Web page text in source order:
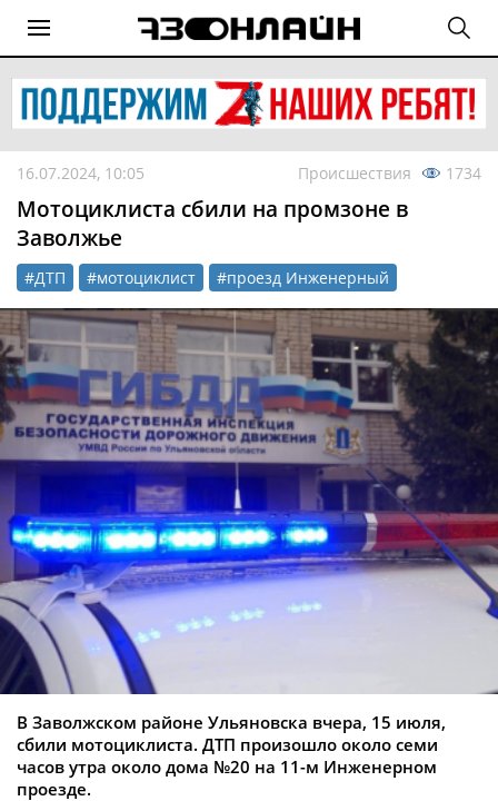
16.07.2024, 10:05 Происшествия 1734
Мотоциклиста сбили на промзоне в
Заволжье
#ДТП #мотоциклист #проезд Инженерный
В Заволжском районе Ульяновска вчера, 15 июля,
сбили мотоциклиста. ДТП произошло около семи
часов утра около дома №20 на 11-м Инженерном
проезде.